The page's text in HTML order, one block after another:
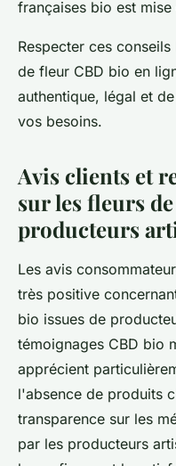
françaises bio est mise
Respecter ces
de fleur CBD bio en
authentique, légal et
vos besoins.
Avis clients et
sur les fleurs
producteurs
Les avis
très positive
bio issues de
témoignages CBD bio
apprécient
l'absence de produits
transparence sur les
par les producteurs